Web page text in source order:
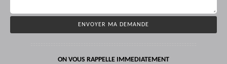
ON VOUS RAPPELLE IMMEDIATEMENT